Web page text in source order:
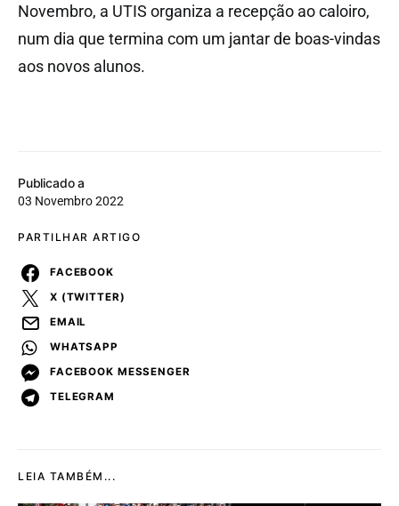
Publicado a
03 Novembro 2022
PARTILHAR ARTIGO
FACEBOOK
X (TWITTER)
EMAIL
WHATSAPP
FACEBOOK MESSENGER
TELEGRAM
Novembro, a UTIS organiza a recepção ao caloiro,
num dia que termina com um jantar de boas-vindas
aos novos alunos.
LEIA TAMBÉM...